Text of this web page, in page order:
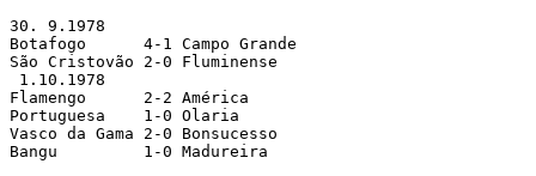
30. 9.1978
Botafogo      4-1 Campo Grande
São Cristovão 2-0 Fluminense
1.10.1978
Flamengo      2-2 América
Portuguesa    1-0 Olaria
Vasco da Gama 2-0 Bonsucesso
Bangu         1-0 Madureira